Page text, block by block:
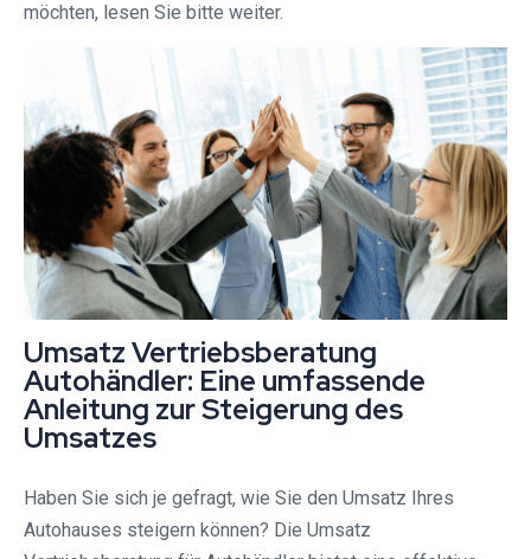
möchten, lesen Sie bitte weiter.
Umsatz Vertriebsberatung
Autohändler: Eine umfassende
Anleitung zur Steigerung des
Umsatzes
Haben Sie sich je gefragt, wie Sie den Umsatz Ihres
Autohauses steigern können? Die Umsatz